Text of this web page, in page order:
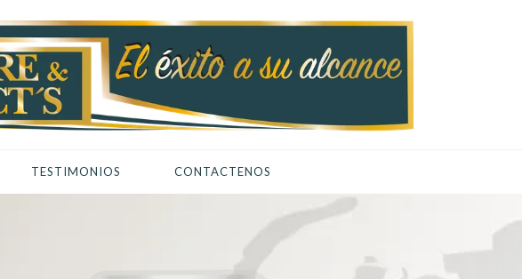
TESTIMONIOS CONTACTENOS